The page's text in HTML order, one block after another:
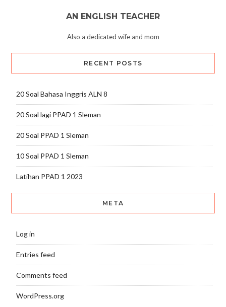
AN ENGLISH TEACHER
Also a dedicated wife and mom
RECENT POSTS
20 Soal Bahasa Inggris ALN 8
20 Soal lagi PPAD 1 Sleman
20 Soal PPAD 1 Sleman
10 Soal PPAD 1 Sleman
Latihan PPAD 1 2023
META
Log in
Entries feed
Comments feed
WordPress.org